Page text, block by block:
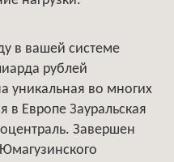
в вашей системе
рублей
уникальная во многих
Европе Зауральская
Завершен